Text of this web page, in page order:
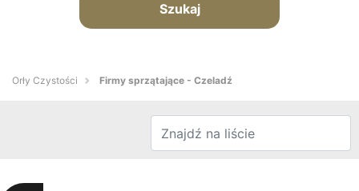
Szukaj
Orły Czystości Firmy sprzątające - Czeladź